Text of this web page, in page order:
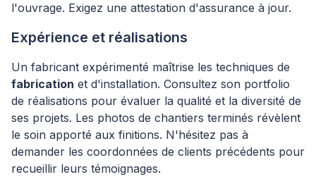
l'ouvrage. Exigez une attestation d'assurance à jour.
Expérience et réalisations
Un fabricant expérimenté maîtrise les techniques de
fabrication et d'installation. Consultez son portfolio
de réalisations pour évaluer la qualité et la diversité de
ses projets. Les photos de chantiers terminés révèlent
le soin apporté aux finitions. N'hésitez pas à
demander les coordonnées de clients précédents pour
recueillir leurs témoignages.